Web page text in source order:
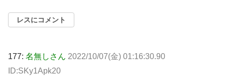
レスにコメント
177: 名無しさん 2022/10/07(金) 01:16:30.90
ID:SKy1Apk20